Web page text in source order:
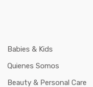
Babies & Kids
Quienes Somos
Beauty & Personal Care